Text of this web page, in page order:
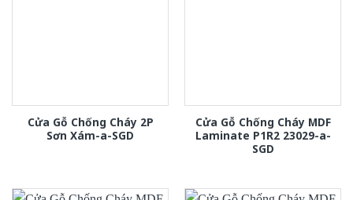
Cửa Gỗ Chống Cháy 2P
Sơn Xám-a-SGD
Cửa Gỗ Chống Cháy MDF
Laminate P1R2 23029-a-
SGD